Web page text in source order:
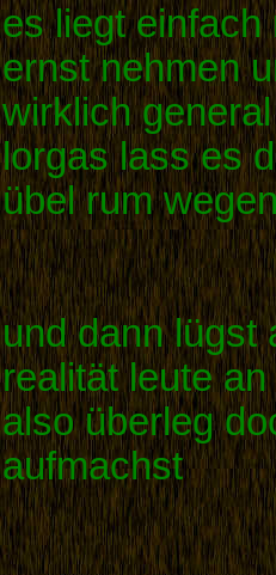
es liegt einfach
ernst nehmen
wirklich
lorgas lass es
übel rum
und dann lügst
realität leute
also überleg
aufmachst